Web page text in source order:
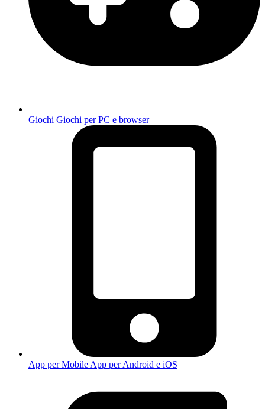
Giochi Giochi per PC e browser
App per Mobile App per Android e iOS